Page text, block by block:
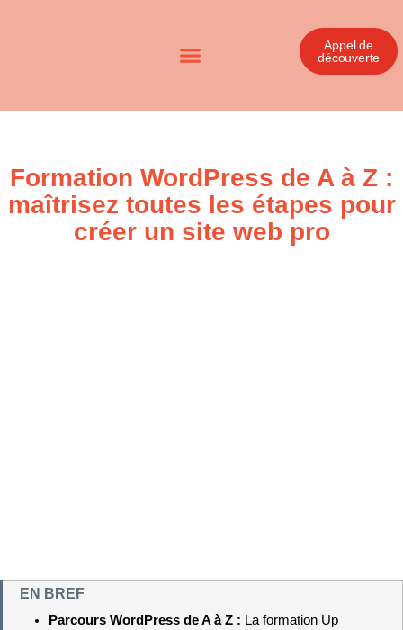
Appel de
découverte
Formation WordPress de A à Z :
maîtrisez toutes les étapes pour
créer un site web pro
EN BREF
Parcours WordPress de A à Z : La formation Up